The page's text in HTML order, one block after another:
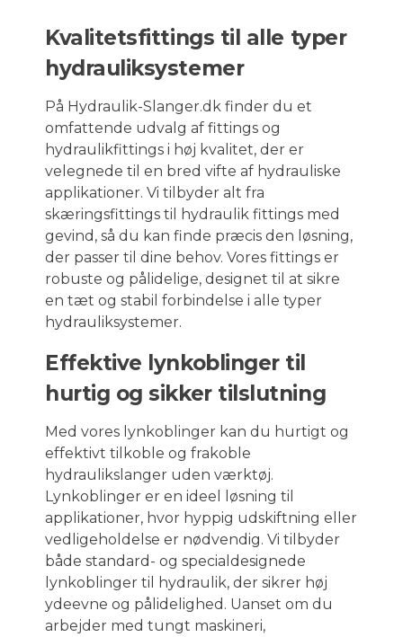
Kvalitetsfittings til alle typer
hydrauliksystemer
På Hydraulik-Slanger.dk finder du et
omfattende udvalg af fittings og
hydraulikfittings i høj kvalitet, der er
velegnede til en bred vifte af hydrauliske
applikationer. Vi tilbyder alt fra
skæringsfittings til hydraulik fittings med
gevind, så du kan finde præcis den løsning,
der passer til dine behov. Vores fittings er
robuste og pålidelige, designet til at sikre
en tæt og stabil forbindelse i alle typer
hydrauliksystemer.
Effektive lynkoblinger til
hurtig og sikker tilslutning
Med vores lynkoblinger kan du hurtigt og
effektivt tilkoble og frakoble
hydraulikslanger uden værktøj.
Lynkoblinger er en ideel løsning til
applikationer, hvor hyppig udskiftning eller
vedligeholdelse er nødvendig. Vi tilbyder
både standard- og specialdesignede
lynkoblinger til hydraulik, der sikrer høj
ydeevne og pålidelighed. Uanset om du
arbejder med tungt maskineri,